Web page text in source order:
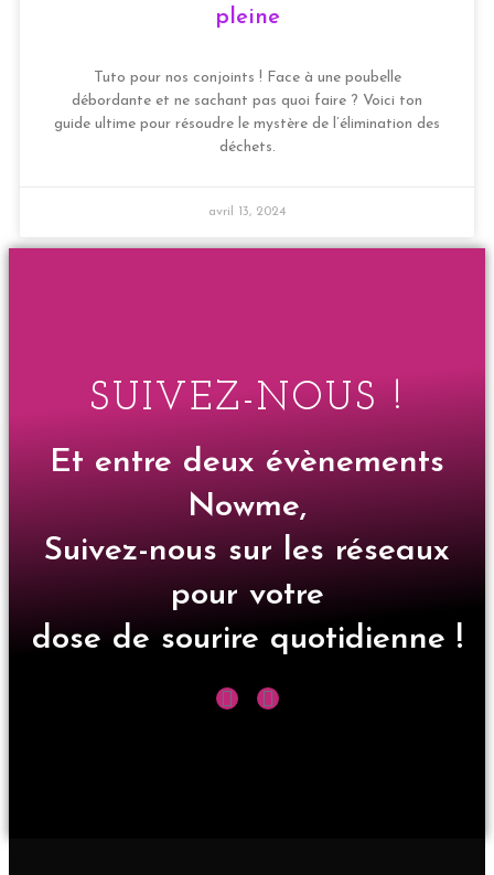
pleine
Tuto pour nos conjoints ! Face à une poubelle
débordante et ne sachant pas quoi faire ? Voici ton
guide ultime pour résoudre le mystère de l’élimination des
déchets.
avril 13, 2024
SUIVEZ-NOUS !
Et entre deux évènements
Nowme,
Suivez-nous sur les réseaux
pour votre
dose de sourire quotidienne !